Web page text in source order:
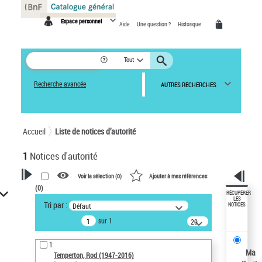
Espace personnel Aide Une question ? Historique
Tout
Recherche avancée AUTRES RECHERCHES
Accueil Liste de notices d’autorité
1 Notices d'autorité
VOTRE RECHERCHE
Recherche avancée dans les
notices d’autorité
Œuvres liées à l'auteur :
Temperton, Rod (1947-2016)
Voir la sélection (0) Ajouter à mes références
(0)
Tri par : Défaut
sur 1
20
résultats/page
1
Temperton, Rod (1947-2016)
RÉCUPÉRER
LES
NOTICES
Ma
Panneau de gestion des cookies